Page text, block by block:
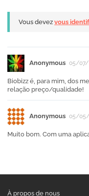
Vous devez vous
Anonymous 05/07/
Biobizz é, para mim, dos
relação preço/qualidade!
Anonymous 05/05/
Muito bom. Com uma
À propos de nous